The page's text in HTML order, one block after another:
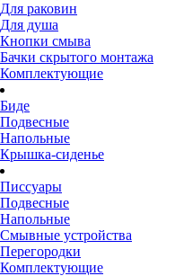
Для раковин
Для душа
Кнопки смыва
Бачки скрытого монтажа
Комплектующие
Биде
Подвесные
Напольные
Крышка-сиденье
Писсуары
Подвесные
Напольные
Смывные устройства
Перегородки
Комплектующие